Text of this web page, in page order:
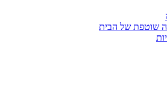
שוטפת של הבית